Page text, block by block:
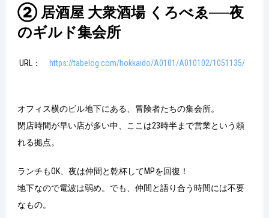
② 居酒屋 大衆酒場 くろべゑ──夜
のギルド集会所
URL： https://tabelog.com/hokkaido/A0101/A010102/1051135/
オフィス横のビル地下にある、冒険者たちの集会所。
閉店時間が早い店が多い中、ここは23時半まで営業という頼
れる拠点。
ランチもOK、夜は仲間と乾杯してMPを回復！
地下なので電波は弱め。でも、仲間と語り合う時間には不要
なもの。